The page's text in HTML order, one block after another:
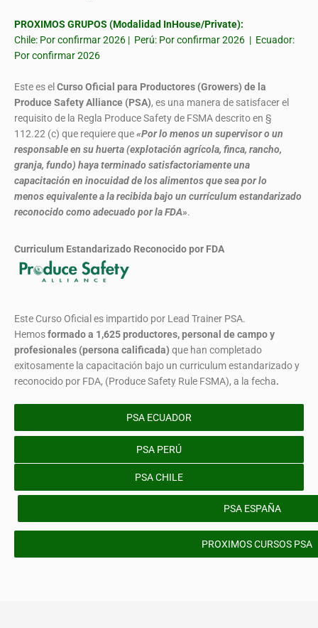
PROXIMOS GRUPOS (Modalidad InHouse/Private):
Chile: Por confirmar 2026 | Perú: Por confirmar 2026 | Ecuador:
Por confirmar 2026
Este es el Curso Oficial para Productores (Growers) de la
Produce Safety Alliance (PSA), es una manera de satisfacer el
requisito de la Regla Produce Safety de FSMA descrito en §
112.22 (c) que requiere que«Por lo menos un supervisor o un
responsable en su huerta (explotación agrícola, finca, rancho,
granja, fundo) haya terminado satisfactoriamente una
capacitación en inocuidad de los alimentos que sea por lo
menos equivalente a la recibida bajo un currículum estandarizado
reconocido como adecuado por la FDA».
Curriculum Estandarizado Reconocido por FDA
Este Curso Oficial es impartido por Lead Trainer PSA.
Hemosformadoa 1,625 productores, personal de campo y
profesionales (persona calificada) que han completado
exitosamente la capacitación bajo un curriculum estandarizado y
reconocido por FDA, (Produce Safety Rule FSMA), a la fecha.
PSA ECUADOR
PSA PERÚ
PSA CHILE
PSA ESPAÑA
PROXIMOS CURSOS PSA